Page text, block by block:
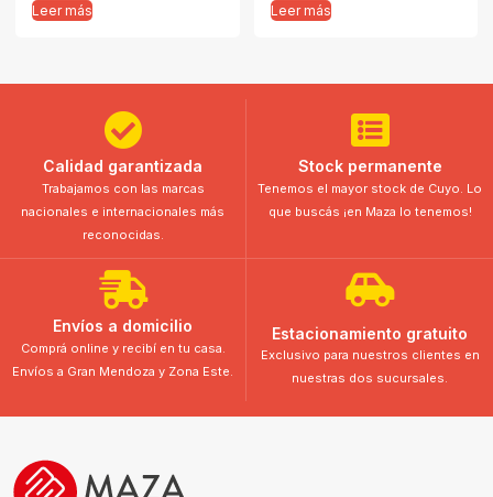
Leer más Leer más
Calidad garantizada
Trabajamos con las marcas
nacionales e internacionales más
reconocidas.
Stock permanente
Tenemos el mayor stock de Cuyo. Lo
que buscás ¡en Maza lo tenemos!
Envíos a domicilio
Comprá online y recibí en tu casa.
Envíos a Gran Mendoza y Zona Este.
Estacionamiento gratuito
Exclusivo para nuestros clientes en
nuestras dos sucursales.